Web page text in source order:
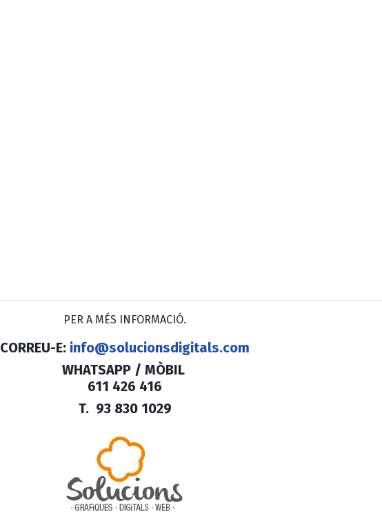
PER A MÉS INFORMACIÓ.
CORREU-E: info@solucionsdigitals.com
WHATSAPP / MÒBIL
611 426 416
T. 93 830 1029